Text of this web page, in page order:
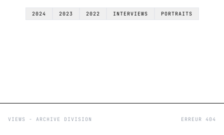
2024 2023 2022 INTERVIEWS PORTRAITS
VIEWS - ARCHIVE DIVISION ERREUR 404